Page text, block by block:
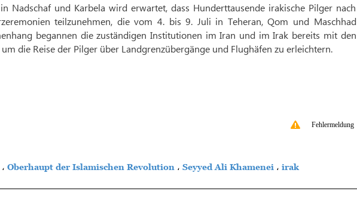
Nadschaf und Karbela wird erwartet, dass Hunderttausende irakische Pilger nach
teilzunehmen, die vom 4. bis 9. Juli in Teheran, Qom und Maschhad
begannen die zuständigen Institutionen im Iran und im Irak bereits mit den
die Reise der Pilger über Landgrenzübergänge und Flughäfen zu erleichtern.
Fehlermeldung
، Oberhaupt der Islamischen Revolution ، Seyyed Ali Khamenei ، irak